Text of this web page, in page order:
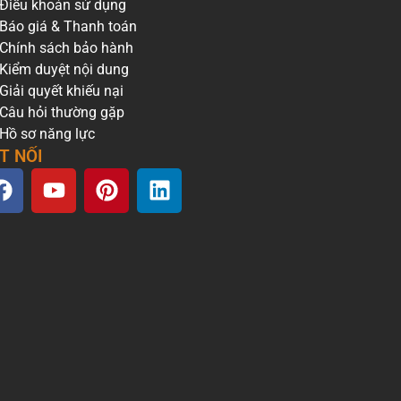
Điều khoản sử dụng
Báo giá & Thanh toán
Chính sách bảo hành
Kiểm duyệt nội dung
Giải quyết khiếu nại
Câu hỏi thường gặp
Hồ sơ năng lực
NỐI